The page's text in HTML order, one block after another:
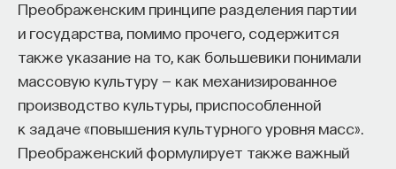
Преображенским принципе разделения партии
и государства, помимо прочего, содержится
также указание на то, как большевики понимали
массовую культуру — как механизированное
производство культуры, приспособленной
к задаче «повышения культурного уровня масс».
Преображенский формулирует также важный
В ответ позвольте мне напомнить, что стоики,
о которых мы говорим, были на редкость
амбициозными людьми. Сенека, как мы видели,
вел деятельную жизнь в качестве философа,
драматурга, инвестора и политического
советника. Музоний и Эпиктет руководили